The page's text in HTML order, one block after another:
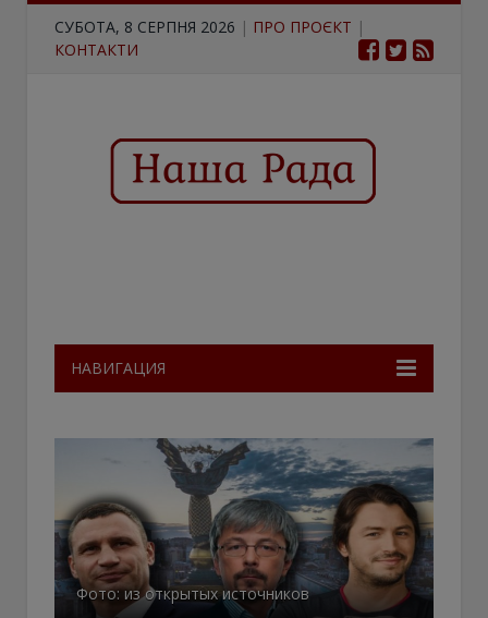
СУБОТА, 8 СЕРПНЯ 2026 | ПРО ПРОЄКТ |
КОНТАКТИ
НАВИГАЦИЯ
Фото: из открытых источников